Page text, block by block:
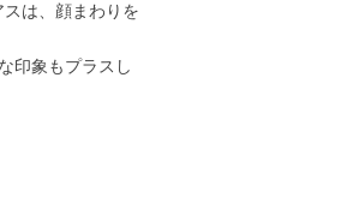
は、顔まわりを
印象もプラスし